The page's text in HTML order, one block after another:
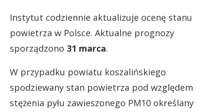
Instytut codziennie aktualizuje ocenę stanu
powietrza w Polsce. Aktualne prognozy
sporządzono 31 marca.
W przypadku powiatu koszalińskiego
spodziewany stan powietrza pod względem
stężenia pyłu zawieszonego PM10 określany